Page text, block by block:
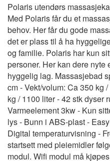
Polaris utendørs
Med Polaris får du et
behov. Her får du gode
det er plass til å ha
og familie. Polaris har kun
personer. Her kan dere
hyggelig lag. Massasjebad
cm - Vekt/volum: Ca 350 kg
kg / 1100 liter - 42 stk dyser
Varmeelement 3kw - Kun
lys - Bunn i ABS-plast -
Digital temperaturvisning -
startsett med pleiemidler
modul. Wifi modul må